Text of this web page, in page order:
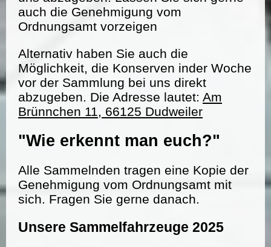
auch die Genehmigung vom
Ordnungsamt vorzeigen
Alternativ haben Sie auch die
Möglichkeit, die Konserven inder Woche
vor der Sammlung bei uns direkt
abzugeben. Die Adresse lautet: Am
Brünnchen 11, 66125 Dudweiler
"Wie erkennt man euch?"
Alle Sammelnden tragen eine Kopie der
Genehmigung vom Ordnungsamt mit
sich. Fragen Sie gerne danach.
Unsere Sammelfahrzeuge 2025